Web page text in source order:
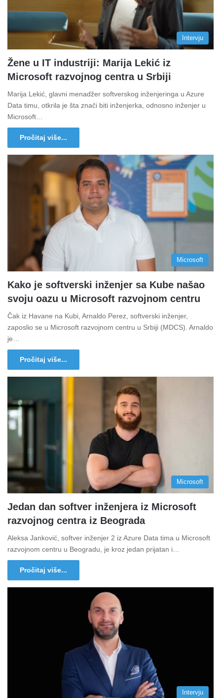
Intervju
Žene u IT industriji: Marija Lekić iz
Microsoft razvojnog centra u Srbiji
Marija Lekić, glavni menadžer softverskog inženjeringa u Azure
Data timu, otkrila je šta znači biti inženjerka, odnosno inženjer u
Microsoft…
Pročitaj više...
Microsoft
Kako je softverski inženjer sa Kube našao
svoju oazu u Microsoft razvojnom centru
Čak iz Havane na Kubi, Arnaldo Perez, softverski inženjer,
zaposlio se u Microsoft razvojnom centru u Srbiji (MDCS). Arnaldo
je…
Pročitaj više...
Microsoft
Jedan dan softver inženjera iz Microsoft
razvojnog centra iz Beograda
Aleksa Janković, softver inženjer 2 iz Azure Data tima u Microsoft
razvojnom centru u Beogradu, je kroz jedan prijatan i…
Pročitaj više...
Intervju